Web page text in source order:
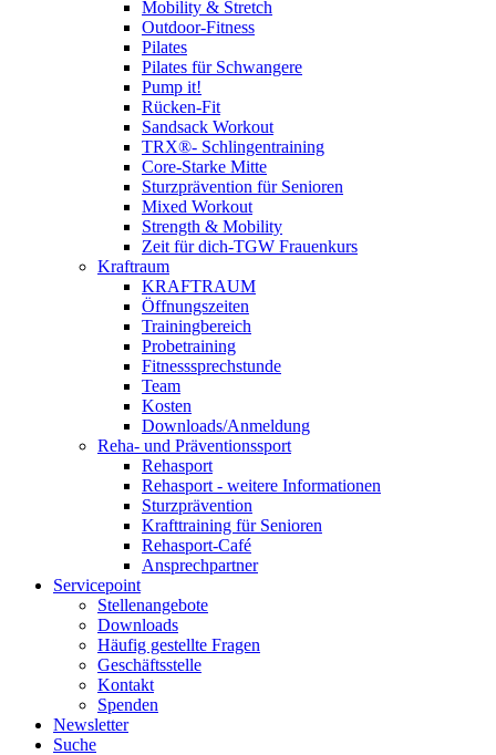
Mobility & Stretch
Outdoor-Fitness
Pilates
Pilates für Schwangere
Pump it!
Rücken-Fit
Sandsack Workout
TRX®- Schlingentraining
Core-Starke Mitte
Sturzprävention für Senioren
Mixed Workout
Strength & Mobility
Zeit für dich-TGW Frauenkurs
Kraftraum
KRAFTRAUM
Öffnungszeiten
Trainingbereich
Probetraining
Fitnesssprechstunde
Team
Kosten
Downloads/Anmeldung
Reha- und Präventionssport
Rehasport
Rehasport - weitere Informationen
Sturzprävention
Krafttraining für Senioren
Rehasport-Café
Ansprechpartner
Servicepoint
Stellenangebote
Downloads
Häufig gestellte Fragen
Geschäftsstelle
Kontakt
Spenden
Newsletter
Suche